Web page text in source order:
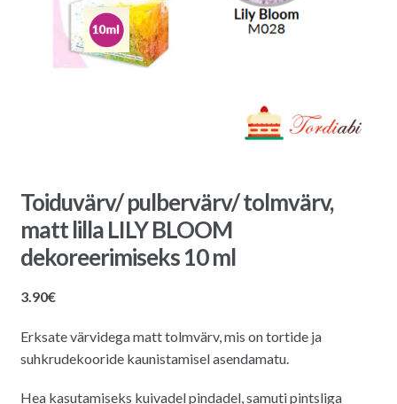
Toiduvärv/ pulbervärv/ tolmvärv,
matt lilla LILY BLOOM
dekoreerimiseks 10 ml
3.90€
Erksate värvidega matt tolmvärv, mis on tortide ja
suhkrudekooride kaunistamisel asendamatu.
Hea kasutamiseks kuivadel pindadel, samuti pintsliga